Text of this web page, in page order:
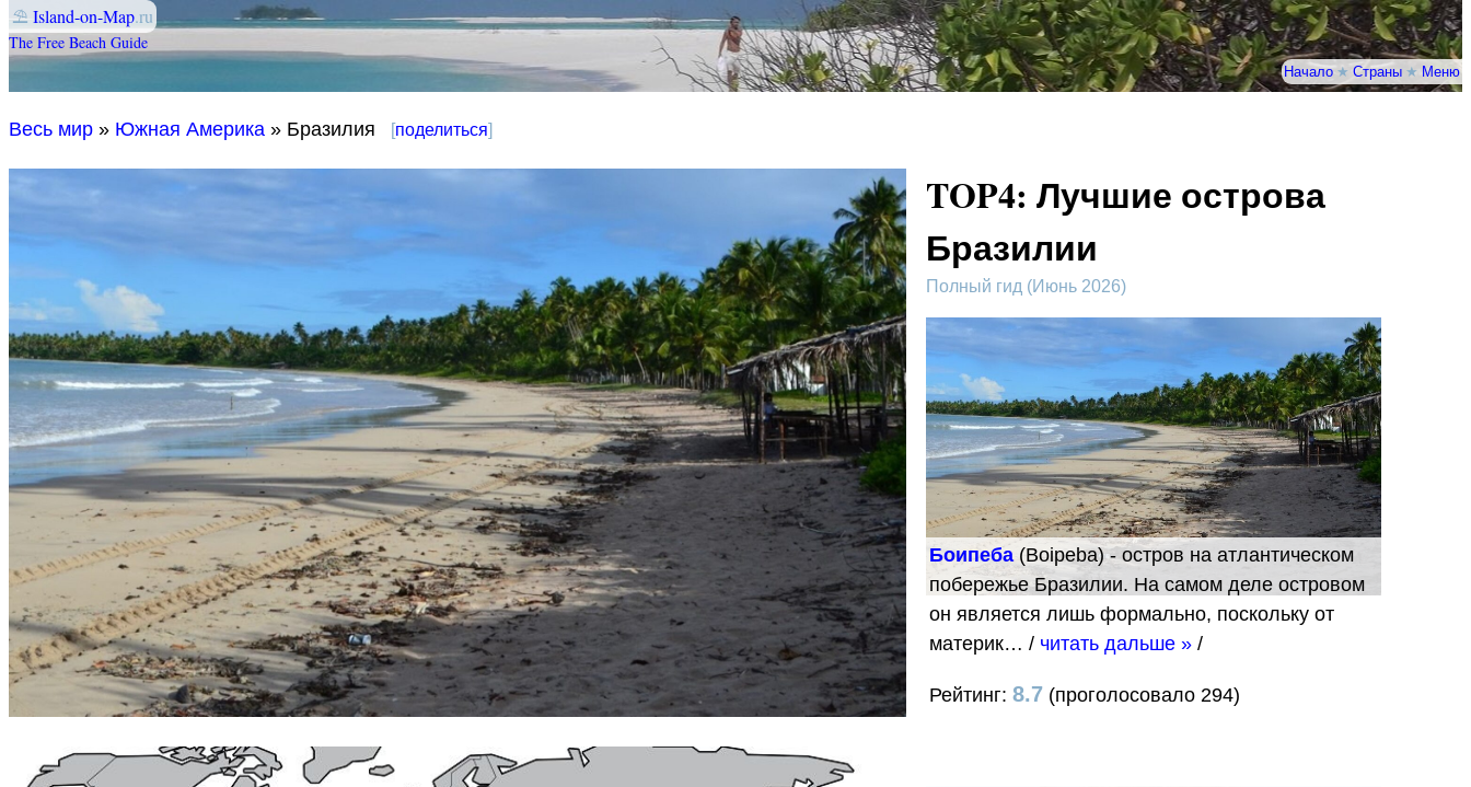
⛱ Island-on-Map.ru
The Free Beach Guide
Начало★ Страны ★ Меню
Весь мир » Южная Америка » Бразилия [поделиться]
TOP4: Лучшие острова
Бразилии
Полный гид (Июнь 2026)
Боипеба(Boipeba) - остров на атлантическом
побережье Бразилии. На самом деле островом
он является лишь формально, поскольку от
материк… / читать дальше »/
Рейтинг: 8.7(проголосовало 294)